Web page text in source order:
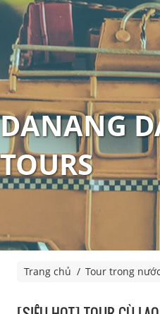
DANANG
TOURS
Trang chủ Tour trong nước